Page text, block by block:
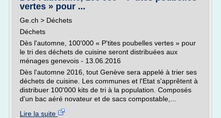
vertes » pour ...
Ge.ch > Déchets
Déchets
Dès l'automne, 100'000 « P'tites poubelles vertes » pour
le tri des déchets de cuisine seront distribuées aux
ménages genevois - 13.06.2016
Dès l'automne 2016, tout Genève sera appelé à trier ses
déchets de cuisine. Les communes et l'Etat s'apprêtent à
distribuer 100'000 kits de tri à la population. Composés
d'un bac aéré novateur et de sacs compostable,...
Lire la suite